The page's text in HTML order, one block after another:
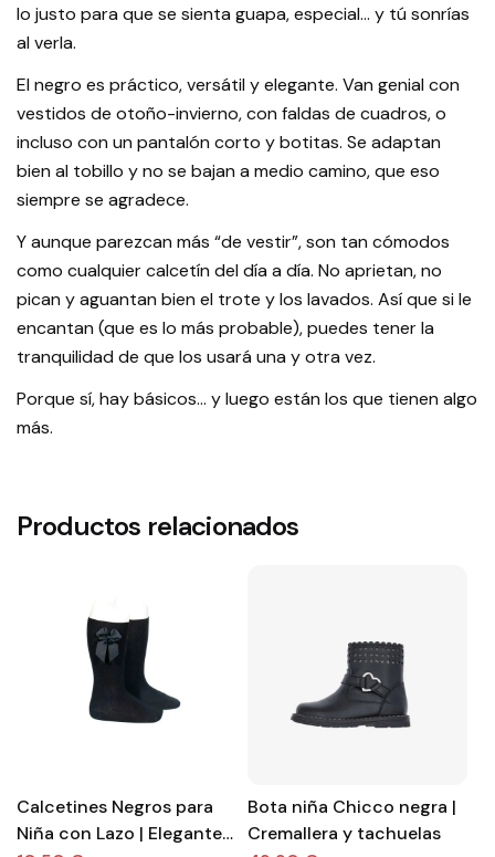
lo justo para que se sienta guapa, especial… y tú sonrías
al verla.
El negro es práctico, versátil y elegante. Van genial con
vestidos de otoño-invierno, con faldas de cuadros, o
incluso con un pantalón corto y botitas. Se adaptan
bien al tobillo y no se bajan a medio camino, que eso
siempre se agradece.
Y aunque parezcan más “de vestir”, son tan cómodos
como cualquier calcetín del día a día. No aprietan, no
pican y aguantan bien el trote y los lavados. Así que si le
encantan (que es lo más probable), puedes tener la
tranquilidad de que los usará una y otra vez.
Porque sí, hay básicos... y luego están los que tienen algo
más.
Productos relacionados
Calcetines Negros para
Niña con Lazo | Elegantes
Bota niña Chicco negra |
Cremallera y tachuelas